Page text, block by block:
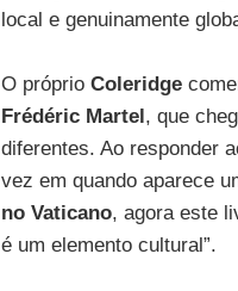
local e genuinamente
O próprio Coleridge
Frédéric Martel, que
diferentes. Ao responder
vez em quando aparece
no Vaticano, agora este
é um elemento cultural”.